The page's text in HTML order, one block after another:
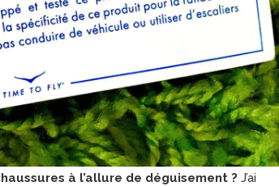
à l’allure de déguisement ? J’ai